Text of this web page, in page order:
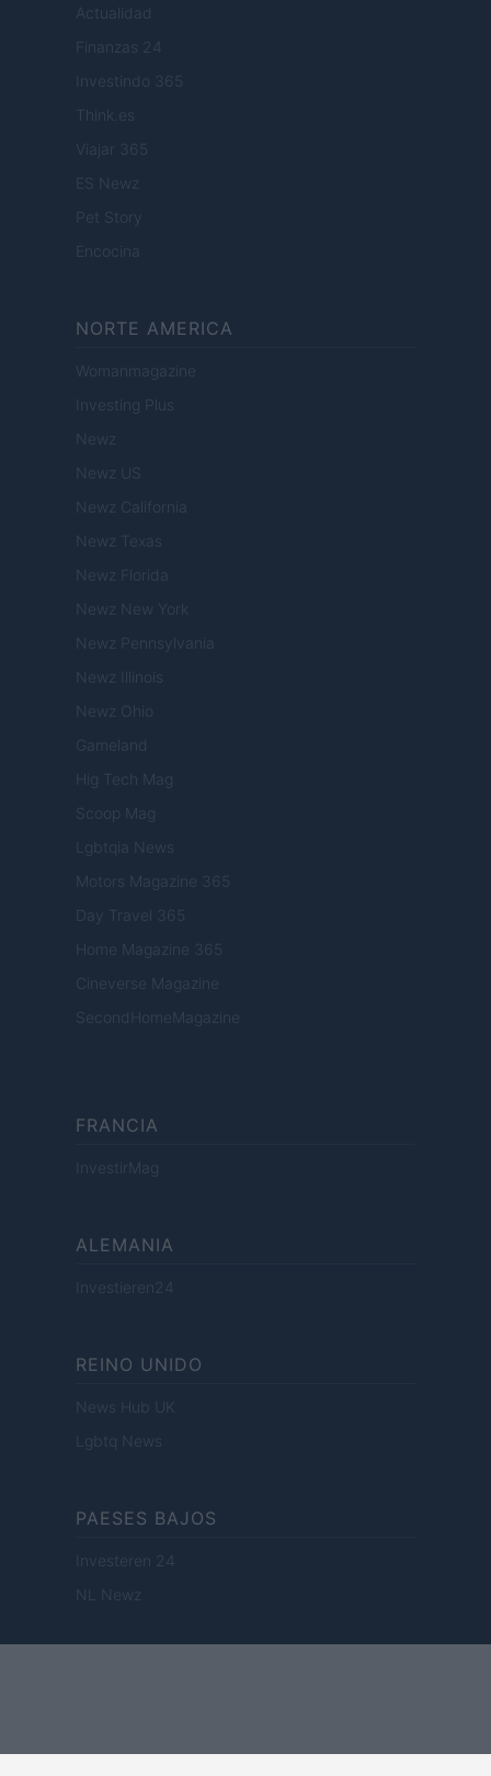
Actualidad
Finanzas 24
Investindo 365
Think.es
Viajar 365
ES Newz
Pet Story
Encocina
NORTE AMERICA
Womanmagazine
Investing Plus
Newz
Newz US
Newz California
Newz Texas
Newz Florida
Newz New York
Newz Pennsylvania
Newz Illinois
Newz Ohio
Gameland
Hig Tech Mag
Scoop Mag
Lgbtqia News
Motors Magazine 365
Day Travel 365
Home Magazine 365
Cineverse Magazine
SecondHomeMagazine
FRANCIA
InvestirMag
ALEMANIA
Investieren24
REINO UNIDO
News Hub UK
Lgbtq News
PAESES BAJOS
Investeren 24
NL Newz